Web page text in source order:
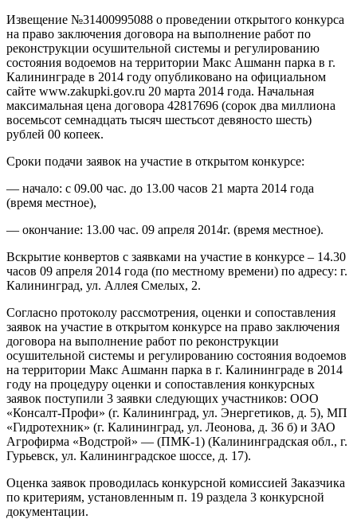
Извещение №31400995088 о проведении открытого конкурса
на право заключения договора на выполнение работ по
реконструкции осушительной системы и регулированию
состояния водоемов на территории Макс Ашманн парка в г.
Калининграде в 2014 году опубликовано на официальном
сайте www.zakupki.gov.ru 20 марта 2014 года. Начальная
максимальная цена договора 42817696 (сорок два миллиона
восемьсот семнадцать тысяч шестьсот девяносто шесть)
рублей 00 копеек.
Сроки подачи заявок на участие в открытом конкурсе:
— начало: с 09.00 час. до 13.00 часов 21 марта 2014 года
(время местное),
— окончание: 13.00 час. 09 апреля 2014г. (время местное).
Вскрытие конвертов с заявками на участие в конкурсе – 14.30
часов 09 апреля 2014 года (по местному времени) по адресу: г.
Калининград, ул. Аллея Смелых, 2.
Согласно протоколу рассмотрения, оценки и сопоставления
заявок на участие в открытом конкурсе на право заключения
договора на выполнение работ по реконструкции
осушительной системы и регулированию состояния водоемов
на территории Макс Ашманн парка в г. Калининграде в 2014
году на процедуру оценки и сопоставления конкурсных
заявок поступили 3 заявки следующих участников: ООО
«Консалт-Профи» (г. Калининград, ул. Энергетиков, д. 5), МП
«Гидротехник» (г. Калининград, ул. Леонова, д. 36 б) и ЗАО
Агрофирма «Водстрой» — (ПМК-1) (Калининградская обл., г.
Гурьевск, ул. Калининградское шоссе, д. 17).
Оценка заявок проводилась конкурсной комиссией Заказчика
по критериям, установленным п. 19 раздела 3 конкурсной
документации.